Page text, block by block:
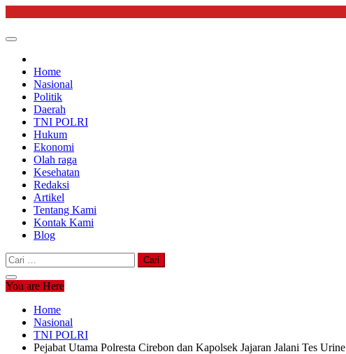
content
Home
Nasional
Politik
Daerah
TNI POLRI
Hukum
Ekonomi
Olah raga
Kesehatan
Redaksi
Artikel
Tentang Kami
Kontak Kami
Blog
Cari
untuk:
You are Here
Home
Nasional
TNI POLRI
Pejabat Utama Polresta Cirebon dan Kapolsek Jajaran Jalani Tes Urine